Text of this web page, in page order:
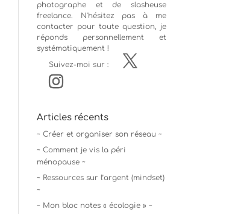
photographeet de slasheuse
freelance. N'hésitez pas à me
contacter pour toute question, je
réponds personnellement et
systématiquement !
Suivez-moi sur :
Articles récents
~ Créer et organiser son réseau ~
~ Comment je vis la péri
ménopause ~
~ Ressources sur l’argent (mindset)
~
~ Mon bloc notes « écologie » ~